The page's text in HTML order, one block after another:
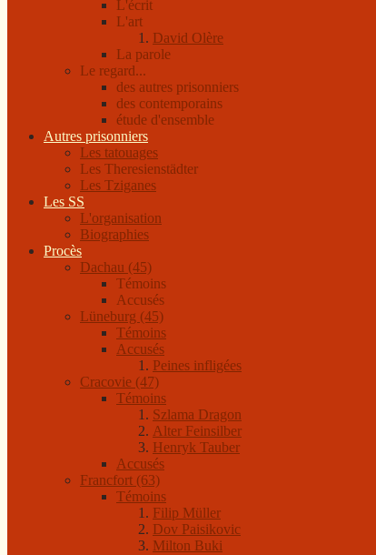
L'écrit
L'art
David Olère
La parole
Le regard...
des autres prisonniers
des contemporains
étude d'ensemble
Autres prisonniers
Les tatouages
Les Theresienstädter
Les Tziganes
Les SS
L'organisation
Biographies
Procès
Dachau (45)
Témoins
Accusés
Lüneburg (45)
Témoins
Accusés
Peines infligées
Cracovie (47)
Témoins
Szlama Dragon
Alter Feinsilber
Henryk Tauber
Accusés
Francfort (63)
Témoins
Filip Müller
Dov Paisikovic
Milton Buki